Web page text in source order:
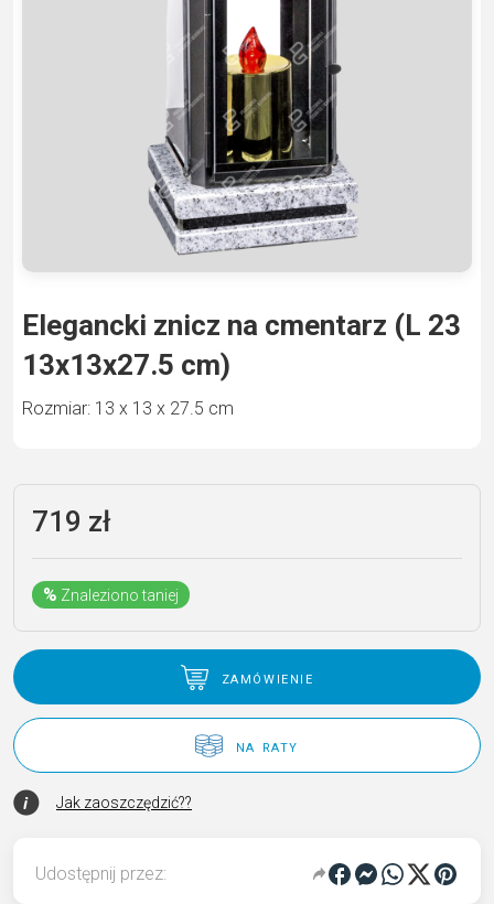
Elegancki znicz na cmentarz (L 23
13x13x27.5 cm)
Rozmiar: 13 x 13 x 27.5 cm
719 zł
% Znaleziono taniej
zamówienie
na raty
Jak zaoszczędzić??
Udostępnij przez: